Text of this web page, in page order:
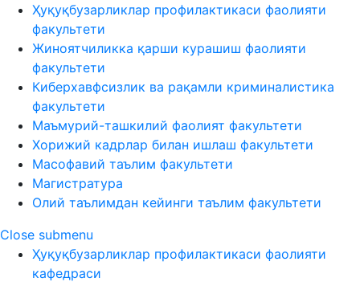
Ҳуқуқбузарликлар профилактикаси фаолияти
факультети
Жиноятчиликка қарши курашиш фаолияти
факультети
Киберхавфсизлик ва рақамли криминалистика
факультети
Маъмурий-ташкилий фаолият факультети
Хорижий кадрлар билан ишлаш факультети
Масофавий таълим факультети
Магистратура
Олий таълимдан кейинги таълим факультети
Close submenu
Ҳуқуқбузарликлар профилактикаси фаолияти
кафедраси